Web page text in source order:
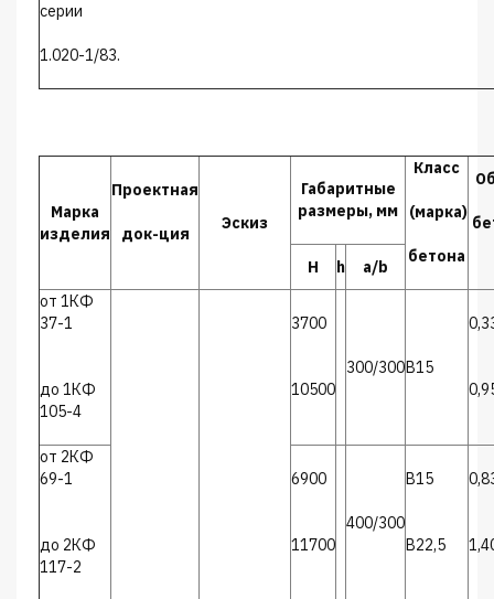
серии
1.020-1/83.
Марка
изделия
Проектная
док-ция
Эскиз
Габаритные
размеры, мм
Класс
(марка)
бетона
Н
h
а/b
от 1КФ
37-1
до 1КФ
105-4
3700
10500
300/300В15
от 2КФ
69-1
до 2КФ
117-2
6900
11700
400/300
В15
В22,5